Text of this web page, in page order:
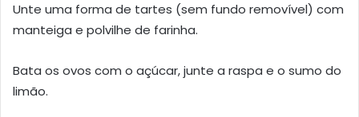
Unte uma forma de tartes (sem fundo removível) com
manteiga e polvilhe de farinha.
Bata os ovos com o açúcar, junte a raspa e o sumo do
limão.